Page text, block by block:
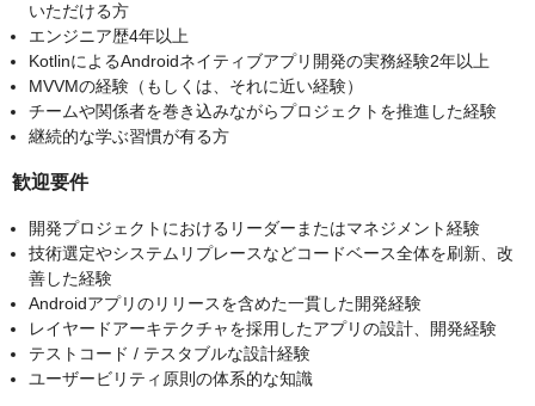
いただける方
エンジニア歴4年以上
KotlinによるAndroidネイティブアプリ開発の実務経験2年以上
MVVMの経験（もしくは、それに近い経験）
チームや関係者を巻き込みながらプロジェクトを推進した経験
継続的な学ぶ習慣が有る方
歓迎要件
開発プロジェクトにおけるリーダーまたはマネジメント経験
技術選定やシステムリプレースなどコードベース全体を刷新、改
善した経験
Androidアプリのリリースを含めた一貫した開発経験
レイヤードアーキテクチャを採用したアプリの設計、開発経験
テストコード / テスタブルな設計経験
ユーザービリティ原則の体系的な知識